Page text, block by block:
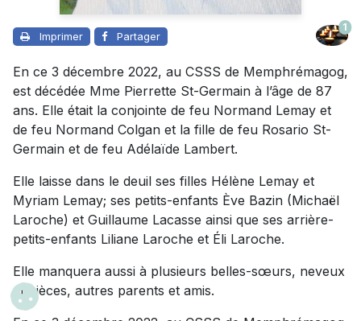
Imprimer Partager
1
En ce 3 décembre 2022, au CSSS de Memphrémagog,
est décédée Mme Pierrette St-Germain à l’âge de 87
ans. Elle était la conjointe de feu Normand Lemay et
de feu Normand Colgan et la fille de feu Rosario St-
Germain et de feu Adélaïde Lambert.
Elle laisse dans le deuil ses filles Hélène Lemay et
Myriam Lemay; ses petits-enfants Ève Bazin (Michaël
Laroche) et Guillaume Lacasse ainsi que ses arrière-
petits-enfants Liliane Laroche et Éli Laroche.
Elle manquera aussi à plusieurs belles-sœurs, neveux
et nièces, autres parents et amis.